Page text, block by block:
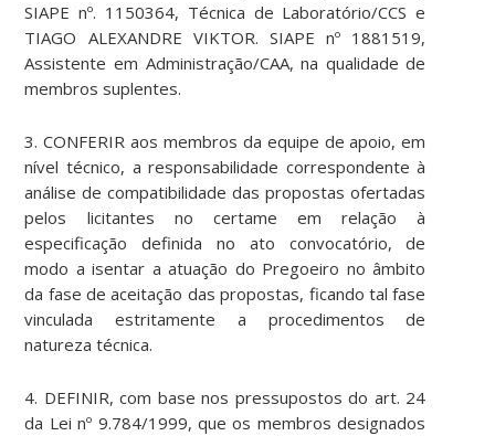
SIAPE nº. 1150364, Técnica de Laboratório/CCS e
TIAGO ALEXANDRE VIKTOR. SIAPE nº 1881519,
Assistente em Administração/CAA, na qualidade de
membros suplentes.
3. CONFERIR aos membros da equipe de apoio, em
nível técnico, a responsabilidade correspondente à
análise de compatibilidade das propostas ofertadas
pelos licitantes no certame em relação à
especificação definida no ato convocatório, de
modo a isentar a atuação do Pregoeiro no âmbito
da fase de aceitação das propostas, ficando tal fase
vinculada estritamente a procedimentos de
natureza técnica.
4. DEFINIR, com base nos pressupostos do art. 24
da Lei nº 9.784/1999, que os membros designados